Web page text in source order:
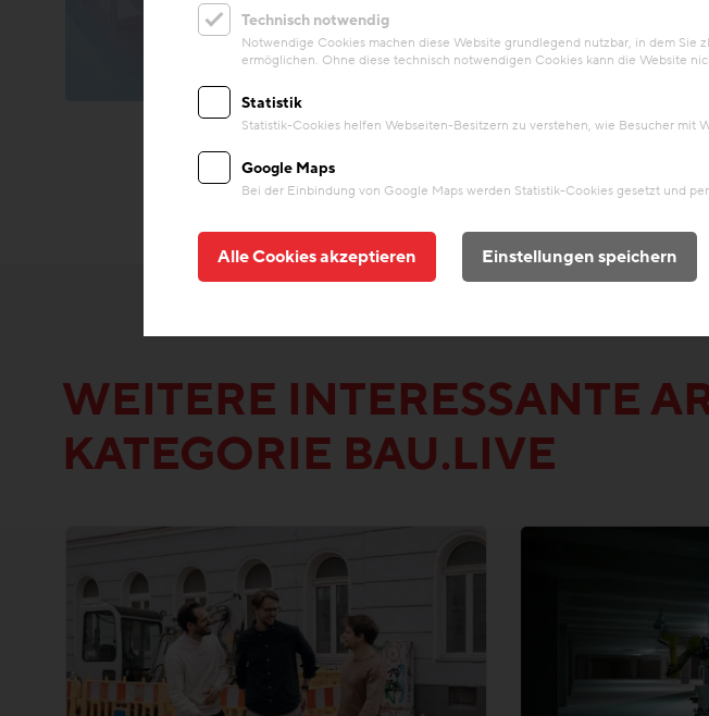
WEITERE INTERESSANTE
KATEGORIE BAU.LIVE
Technisch notwendig
Notwendige Cookies machen diese Website grundlegend nutzbar, in dem
ermöglichen. Ohne diese technisch notwendigen Cookies kann die Website
Statistik
Statistik-Cookies helfen Webseiten-Besitzern zu verstehen, wie Besucher
Google Maps
Bei der Einbindung von Google Maps werden Statistik-Cookies gesetzt und
Alle Cookies akzeptieren Einstellungen speichern